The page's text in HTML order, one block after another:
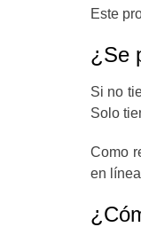
Este
¿Se
Si no
Solo
Como
en